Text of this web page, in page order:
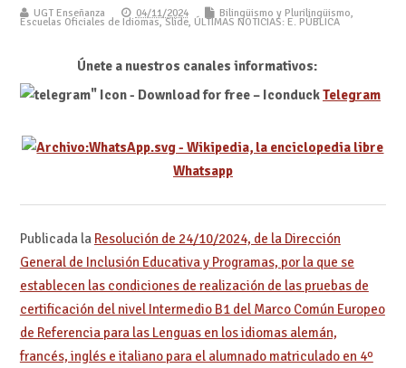
UGT Enseñanza 04/11/2024 Bilingüismo y Plurilingüismo,
Escuelas Oficiales de Idiomas,Slide, ÚLTIMAS NOTICIAS: E. PÚBLICA
Únete a nuestros canales informativos:
Telegram
Whatsapp
Publicada la Resolución de 24/10/2024, de la Dirección
General de Inclusión Educativa y Programas, por la que se
establecen las condiciones de realización de las pruebas de
certificación del nivel Intermedio B1 del Marco Común Europeo
de Referencia para las Lenguas en los idiomas alemán,
francés, inglés e italiano para el alumnado matriculado en 4º